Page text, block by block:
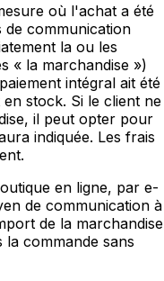
où l'achat a été
communication
la ou les
« la marchandise »)
intégral ait été
stock. Si le client ne
il peut opter pour
indiquée. Les frais
en ligne, par e-
de communication à
de la marchandise
commande sans